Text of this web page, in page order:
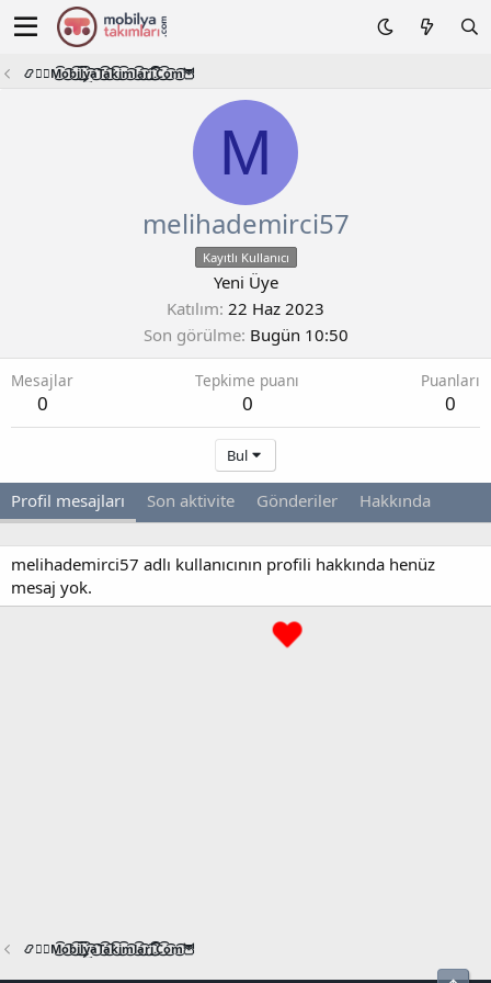
📿🧙‍♂️M͜͡o͜͡b͜͡i͜͡l͜͡y͜͡a͜͡T͜͡a͜͡k͜͡i͜͡m͜͡l͜͡a͜͡r͜͡i͜͡.͜͡C͜͡o͜͡m͜͡🦉
M
melihademirci57
Kayıtlı Kullanıcı
Yeni Üye
Katılım 22 Haz 2023
Son görülme Bugün 10:50
Mesajlar
0
Tepkime puanı
0
Puanları
0
Bul
Profil mesajları Son aktivite Gönderiler Hakkında
melihademirci57 adlı kullanıcının profili hakkında henüz
mesaj yok.
📿🧙‍♂️M͜͡o͜͡b͜͡i͜͡l͜͡y͜͡a͜͡T͜͡a͜͡k͜͡i͜͡m͜͡l͜͡a͜͡r͜͡i͜͡.͜͡C͜͡o͜͡m͜͡🦉